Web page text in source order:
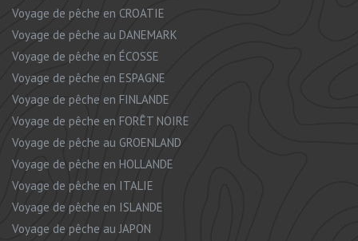
Voyage de pêche en CROATIE
Voyage de pêche au DANEMARK
Voyage de pêche en ÉCOSSE
Voyage de pêche en ESPAGNE
Voyage de pêche en FINLANDE
Voyage de pêche en FORÊT NOIRE
Voyage de pêche au GROENLAND
Voyage de pêche en HOLLANDE
Voyage de pêche en ITALIE
Voyage de pêche en ISLANDE
Voyage de pêche au JAPON